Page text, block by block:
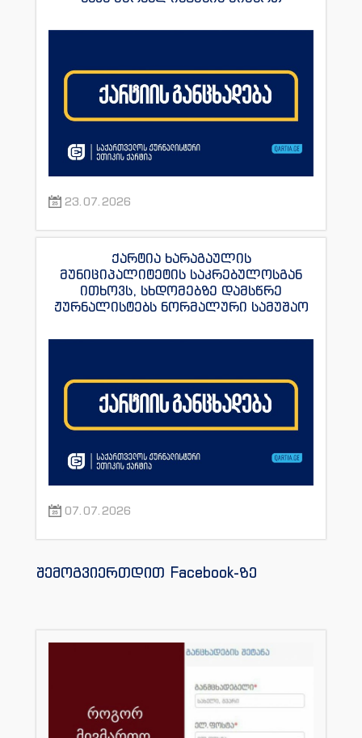
23.07.2026
ქარტია ხარაგაულის
მუნიციპალიტეტის საკრებულოსგან
ითხოვს, სხდომებზე დამსწრე
ჟურნალისტებს ნორმალური სამუშაო
07.07.2026
შემოგვიერთდით Facebook-ზე